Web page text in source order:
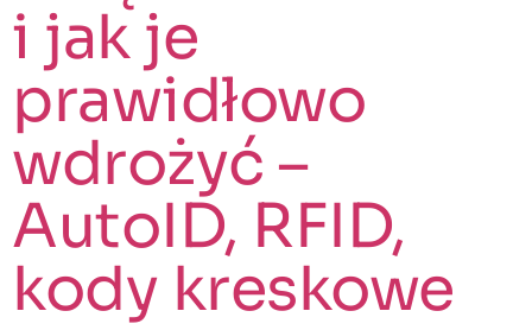
i jak je
prawidłowo
wdrożyć –
AutoID, RFID,
kody kreskowe